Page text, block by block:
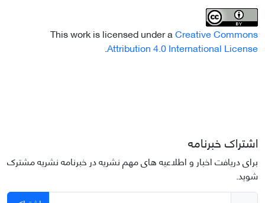
This work is licensed under aCreative Commons
Attribution 4.0 International License
.
اشتراک خبرنامه
برای دریافت اخبار و اطلاعیه های مهم نشریه در خبرنامه نشریه مشترک
شوید.